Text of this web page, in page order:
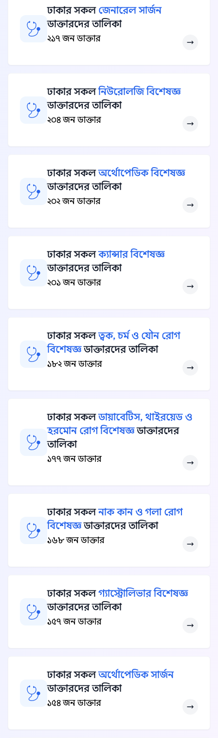
ঢাকার সকল জেনারেল সার্জন
ডাক্তারদের তালিকা
২১৭ জন ডাক্তার
ঢাকার সকলনিউরোলজি বিশেষজ্ঞ
ডাক্তারদের তালিকা
২০৪ জন ডাক্তার
ঢাকার সকলঅর্থোপেডিক বিশেষজ্ঞ
ডাক্তারদের তালিকা
২০২ জন ডাক্তার
ঢাকার সকলক্যান্সার বিশেষজ্ঞ
ডাক্তারদের তালিকা
২০১ জন ডাক্তার
ঢাকার সকলত্বক, চর্ম ও যৌন রোগ
বিশেষজ্ঞডাক্তারদের তালিকা
১৮২ জন ডাক্তার
ঢাকার সকলডায়াবেটিস, থাইরয়েড ও
হরমোন রোগ বিশেষজ্ঞডাক্তারদের
তালিকা
১৭৭ জন ডাক্তার
ঢাকার সকলনাক কান ও গলা রোগ
বিশেষজ্ঞডাক্তারদের তালিকা
১৬৮ জন ডাক্তার
ঢাকার সকলগ্যাস্ট্রোলিভার বিশেষজ্ঞ
ডাক্তারদের তালিকা
১৫৭ জন ডাক্তার
ঢাকার সকলঅর্থোপেডিক সার্জন
ডাক্তারদের তালিকা
১৫৪ জন ডাক্তার